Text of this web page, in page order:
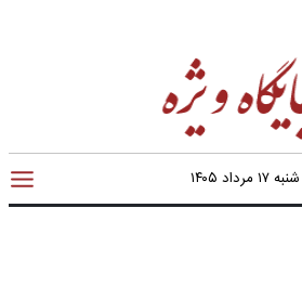
شنبه ۱۷ مرداد ۱۴۰۵